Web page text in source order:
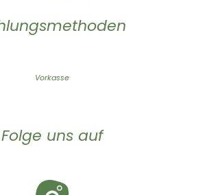
Vorkasse
Folge uns auf